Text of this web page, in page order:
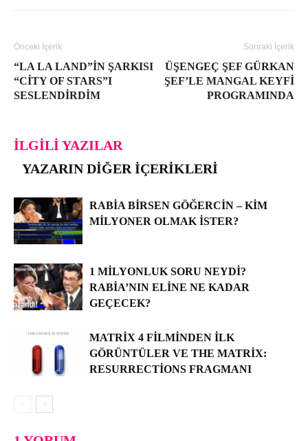
Önceki İçerik
“LA LA LAND”IN ŞARKISI
“CITY OF STARS”I
SESLENDIRDIM
Sonraki İçerik
ÜŞENGEÇ ŞEF GÜRKAN
ŞEF’LE MANGAL KEYFI
PROGRAMINDA
İLGILI YAZILAR
YAZARIN DIĞER İÇERIKLERI
RABIA BIRSEN GÖĞERCIN – KIM
MILYONER OLMAK İSTER?
1 MILYONLUK SORU NEYDI?
RABIA’NIN ELINE NE KADAR
GEÇECEK?
MATRIX 4 FILMINDEN İLK
GÖRÜNTÜLER VE THE MATRIX:
RESURRECTIONS FRAGMANI